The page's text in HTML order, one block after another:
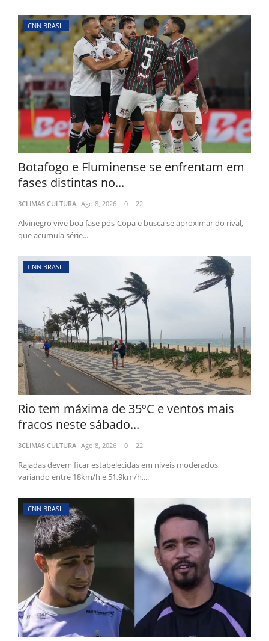
CNN BRASIL
Botafogo e Fluminense se enfrentam em
fases distintas no...
3CLIMAS CULTURA Ago 8, 2026 0 22
Alvinegro vive boa fase pós-Copa e busca se aproximar do rival,
que acumula série...
CNN BRASIL
Rio tem máxima de 35ºC e ventos mais
fracos neste sábado...
3CLIMAS CULTURA Ago 8, 2026 0 22
Rajadas devem ficar estabelecidas em níveis moderados,
variando entre 18km/h e 51,9km/h,...
CNN BRASIL